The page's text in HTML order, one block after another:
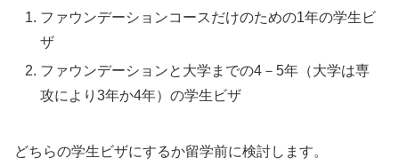
ファウンデーションコースだけのための1年の学生ビ
ザ
ファウンデーションと大学までの4－5年（大学は専
攻により3年か4年）の学生ビザ
どちらの学生ビザにするか留学前に検討します。